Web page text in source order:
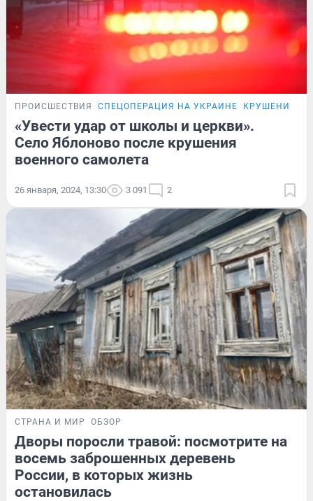
ПРОИСШЕСТВИЯ СПЕЦОПЕРАЦИЯ НА УКРАИНЕ КРУШЕНИЕ
«Увести удар от школы и церкви».
Село Яблоново после крушения
военного самолета
26 января, 2024, 13:30 3 091 2
СТРАНА И МИР ОБЗОР
Дворы поросли травой: посмотрите на
восемь заброшенных деревень
России, в которых жизнь
остановилась